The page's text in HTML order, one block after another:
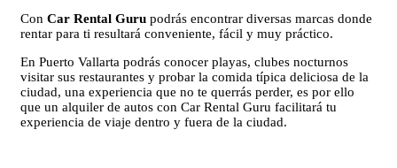
Con Car Rental Guru podrás encontrar diversas marcas donde
rentar para ti resultará conveniente, fácil y muy práctico.
En Puerto Vallarta podrás conocer playas, clubes nocturnos
visitar sus restaurantes y probar la comida típica deliciosa de la
ciudad, una experiencia que no te querrás perder, es por ello
que un alquiler de autos con Car Rental Guru facilitará tu
experiencia de viaje dentro y fuera de la ciudad.